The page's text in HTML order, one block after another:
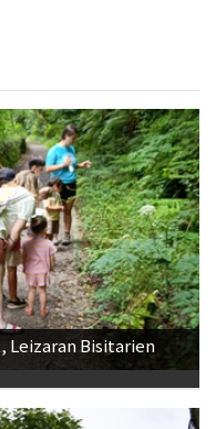
Bisitarien